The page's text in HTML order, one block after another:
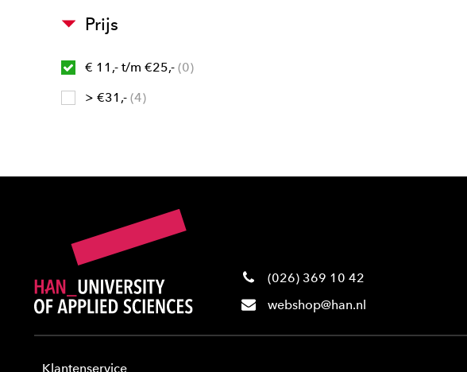
Prijs
€ 11,- t/m €25,- 0
> €31,- 4
(026) 369 10 42
webshop@han.nl
Klantenservice